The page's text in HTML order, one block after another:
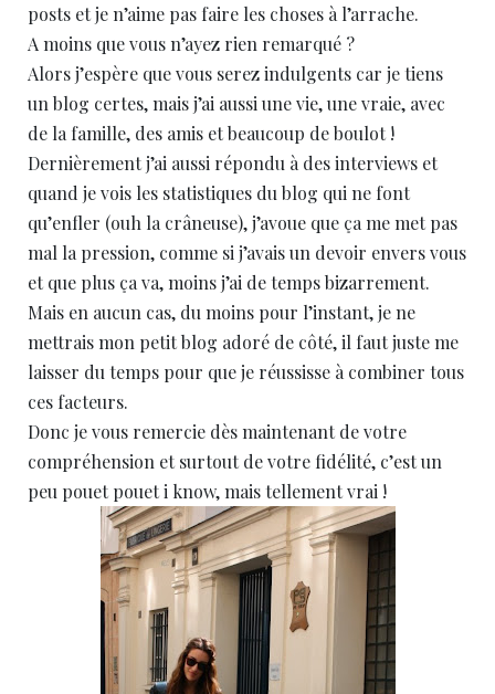
posts et je n’aime pas faire les choses à l’arrache.
A moins que vous n’ayez rien remarqué ?
Alors j’espère que vous serez indulgents car je tiens
un blog certes, mais j’ai aussi une vie, une vraie, avec
de la famille, des amis et beaucoup de boulot !
Dernièrement j’ai aussi répondu à des interviews et
quand je vois les statistiques du blog qui ne font
qu’enfler (ouh la crâneuse), j’avoue que ça me met pas
mal la pression, comme si j’avais un devoir envers vous
et que plus ça va, moins j’ai de temps bizarrement.
Mais en aucun cas, du moins pour l’instant, je ne
mettrais mon petit blog adoré de côté, il faut juste me
laisser du temps pour que je réussisse à combiner tous
ces facteurs.
Donc je vous remercie dès maintenant de votre
compréhension et surtout de votre fidélité, c’est un
peu pouet pouet i know, mais tellement vrai !